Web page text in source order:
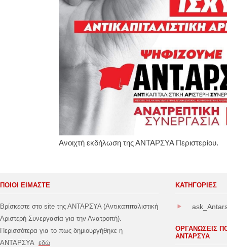
Ανοιχτή εκδήλωση της ΑΝΤΑΡΣΥΑ Περιστερίου.
ΠΟΙΟΙ ΕΙΜΑΣΤΕ
Βρίσκεστε στο site της ΑΝΤΑΡΣΥΑ (Αντικαπιταλιστική
Αριστερή Συνεργασία για την Ανατροπή).
Περισσότερα για το πως δημιουργήθηκε η
ΑΝΤΑΡΣΥΑ εδώ
ΚΑΤΗΓΟΡΊΕΣ
ΟΡΓΑΝΩΣΕΙΣ
ΑΝΤΑΡΣΥΑ